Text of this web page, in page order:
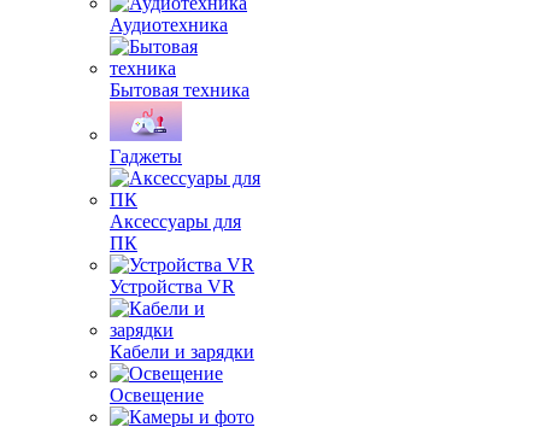
Аудиотехника
Бытовая техника
Гаджеты
Аксессуары для
ПК
Устройства VR
Кабели и зарядки
Освещение